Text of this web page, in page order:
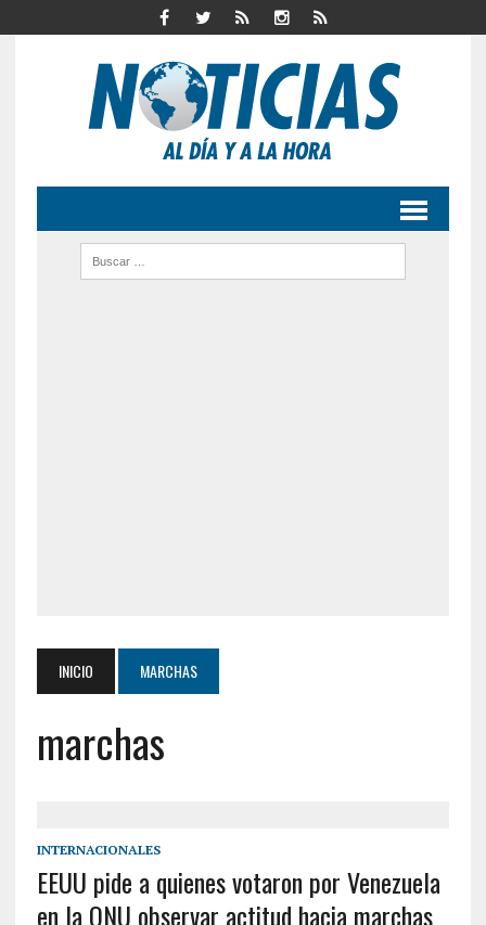
INICIO MARCHAS
marchas
INTERNACIONALES
EEUU pide a quienes votaron por Venezuela
en la ONU observar actitud hacia marchas